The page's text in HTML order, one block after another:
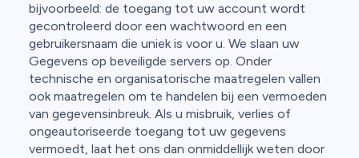
bijvoorbeeld: de toegang tot uw account wordt
gecontroleerd door een wachtwoord en een
gebruikersnaam die uniek is voor u. We slaan uw
Gegevens op beveiligde servers op. Onder
technische en organisatorische maatregelen vallen
ook maatregelen om te handelen bij een vermoeden
van gegevensinbreuk. Als u misbruik, verlies of
ongeautoriseerde toegang tot uw gegevens
vermoedt, laat het ons dan onmiddellijk weten door